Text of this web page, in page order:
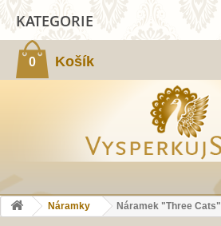
0 Košík
KATEGORIE
Náramky Náramek "Three Cats"